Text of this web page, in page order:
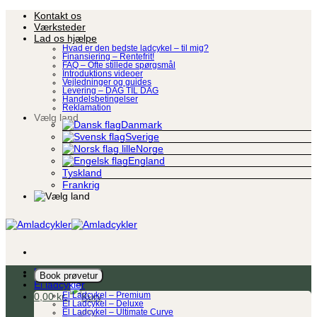
Fortsæt
indhold
Kontakt os
Værksteder
Lad os hjælpe
Hvad er den bedste ladcykel – til mig?
Finansiering – Rentefrit!
FAQ – Ofte stillede spørgsmål
Introduktions videoer
Vejledninger og guides
Levering – DAG TIL DAG
Handelsbetingelser
Reklamation
Vælg land
Danmark
Sverige
Norge
England
Tyskland
Frankrig
Book prøvetur
0,00kr.
Ladcykel
El ladcykler
El Ladcykel – Premium
El Ladcykel – Deluxe
El Ladcykel – Ultimate Curve